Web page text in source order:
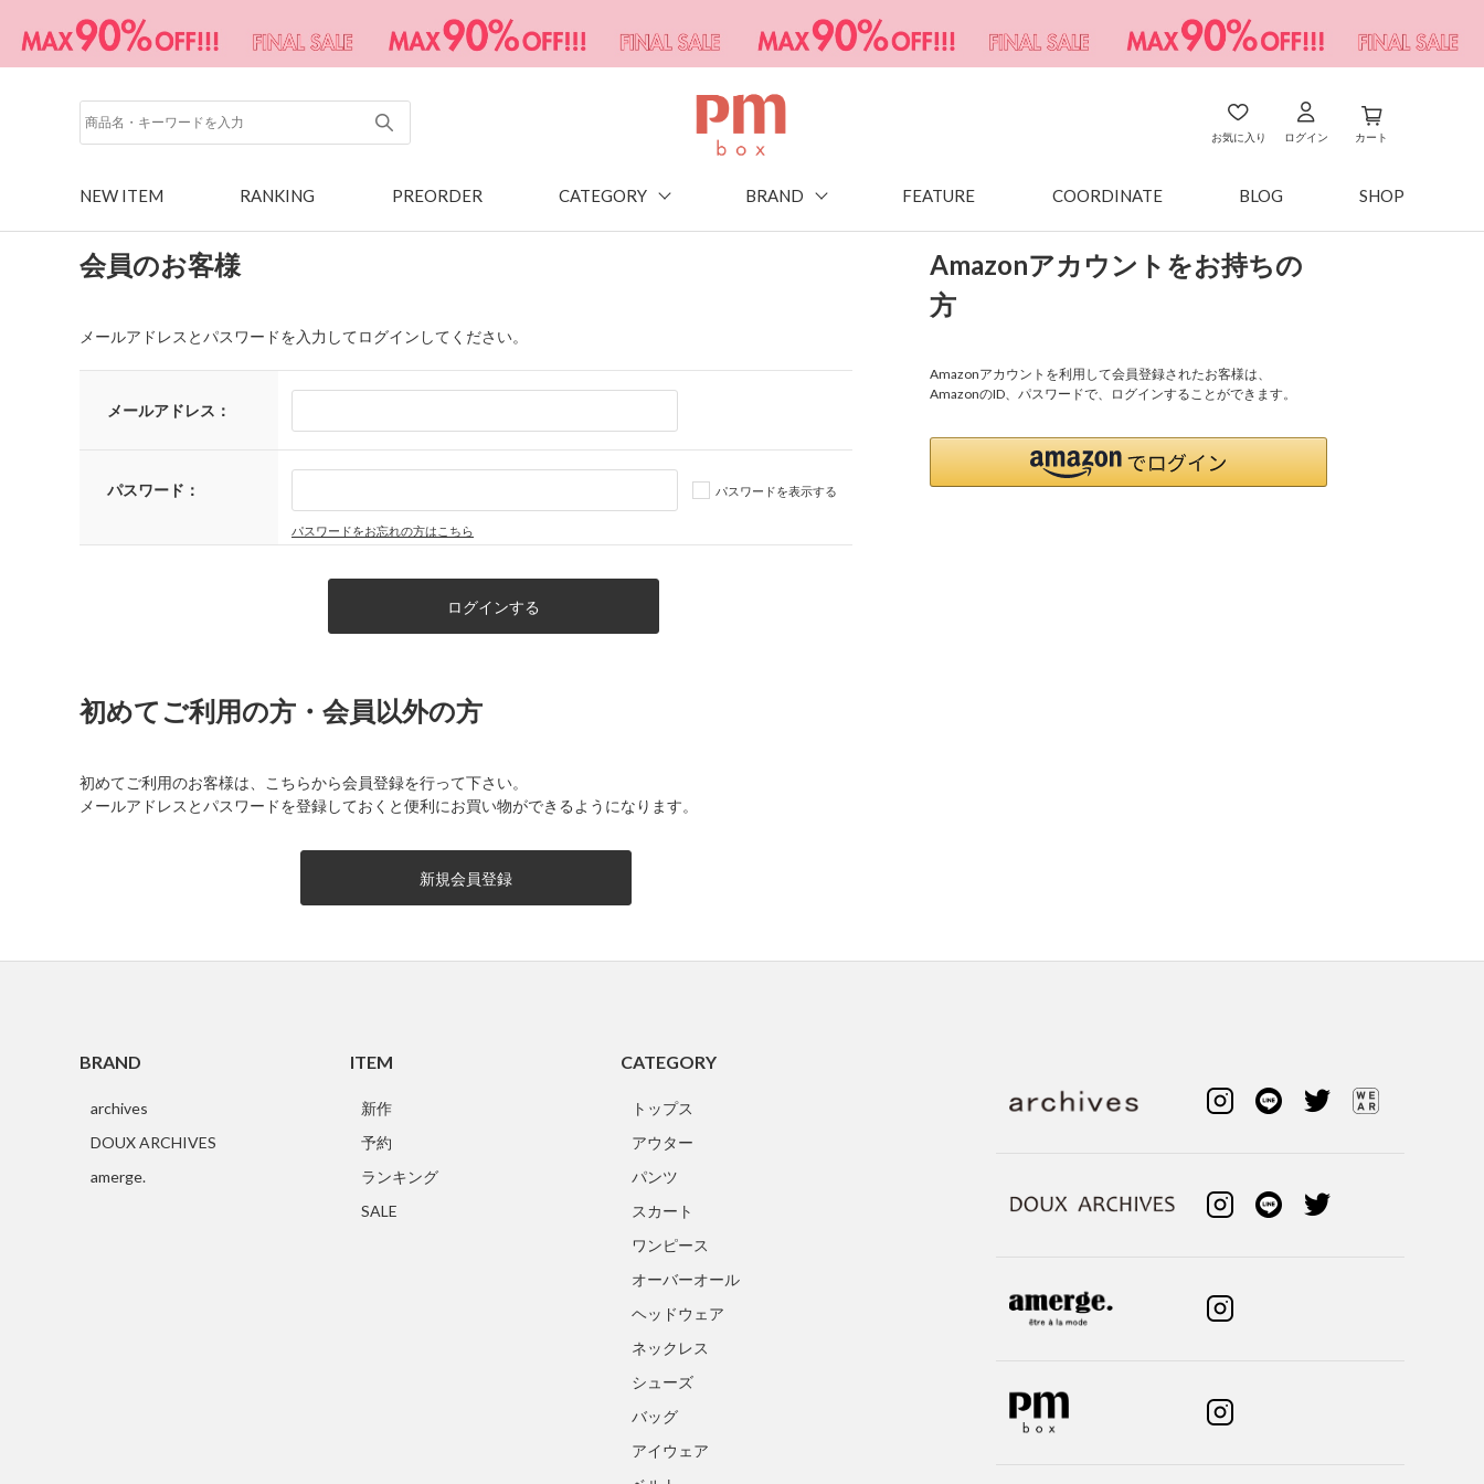
お気に入り ログイン カート
NEW ITEM RANKING PREORDER CATEGORY BRAND FEATURE COORDINATE BLOG SHOP
会員のお客様
メールアドレスとパスワードを入力してログインしてください。
メールアドレス：
パスワード： パスワードを表示する
パスワードをお忘れの方はこちら
Amazonアカウントをお持ちの
方
Amazonアカウントを利用して会員登録されたお客様は、
AmazonのID、パスワードで、ログインすることができます。
初めてご利用の方・会員以外の方
初めてご利用のお客様は、こちらから会員登録を行って下さい。
メールアドレスとパスワードを登録しておくと便利にお買い物ができるようになります。
BRAND
archives
DOUX ARCHIVES
amerge.
ITEM
新作
予約
ランキング
SALE
CATEGORY
トップス
アウター
パンツ
スカート
ワンピース
オーバーオール
ヘッドウェア
ネックレス
シューズ
バッグ
アイウェア